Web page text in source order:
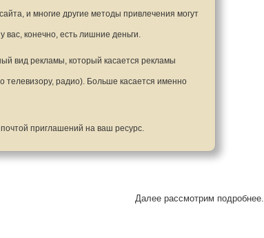
и многие другие методы привлечения могут
вас, конечно, есть лишние деньги.
вид рекламы, который касается рекламы
телевизору, радио). Больше касается именно
приглашений на ваш ресурс.
Далее рассмотрим подробнее.